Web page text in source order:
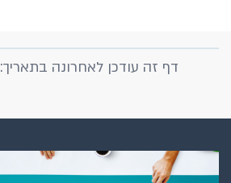
דף זה עודכן לאחרונה בתאריך: 03/10/2023